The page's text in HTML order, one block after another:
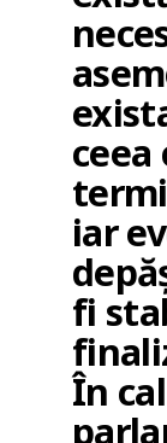
ceea
iar
fi
În